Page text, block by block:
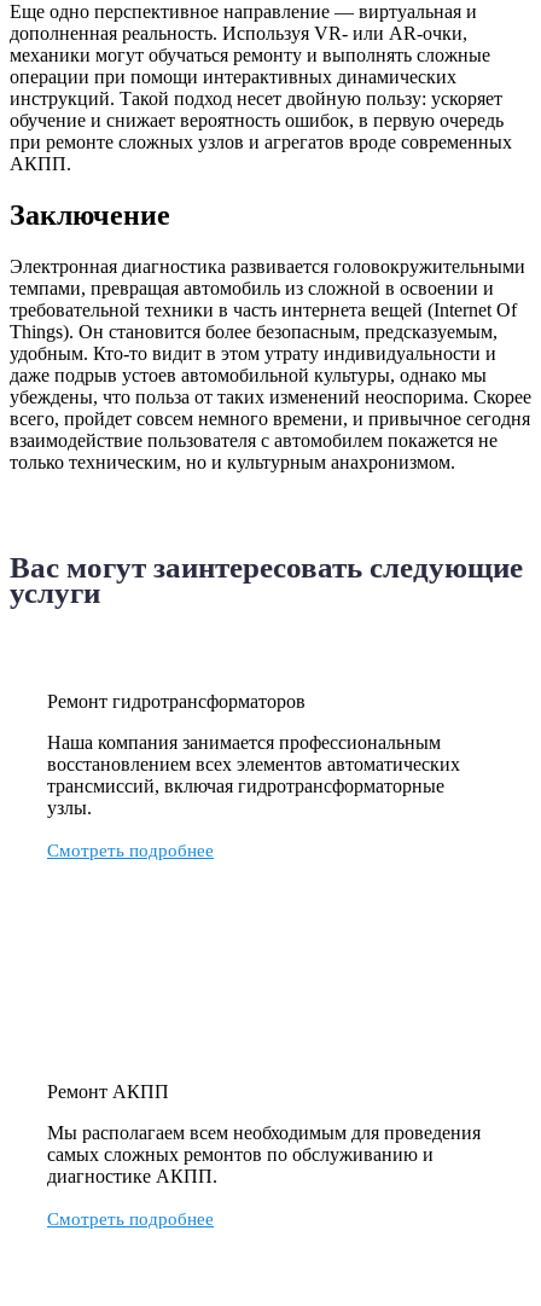
Еще одно перспективное направление — виртуальная и
дополненная реальность. Используя VR- или AR-очки,
механики могут обучаться ремонту и выполнять сложные
операции при помощи интерактивных динамических
инструкций. Такой подход несет двойную пользу: ускоряет
обучение и снижает вероятность ошибок, в первую очередь
при ремонте сложных узлов и агрегатов вроде современных
АКПП.
Заключение
Электронная диагностика развивается головокружительными
темпами, превращая автомобиль из сложной в освоении и
требовательной техники в часть интернета вещей (Internet Of
Things). Он становится более безопасным, предсказуемым,
удобным. Кто-то видит в этом утрату индивидуальности и
даже подрыв устоев автомобильной культуры, однако мы
убеждены, что польза от таких изменений неоспорима. Скорее
всего, пройдет совсем немного времени, и привычное сегодня
взаимодействие пользователя с автомобилем покажется не
только техническим, но и культурным анахронизмом.
Вас могут заинтересовать следующие
услуги
Ремонт гидротрансформаторов
Наша компания занимается профессиональным
восстановлением всех элементов автоматических
трансмиссий, включая гидротрансформаторные
узлы.
Смотреть подробнее
Ремонт АКПП
Мы располагаем всем необходимым для проведения
самых сложных ремонтов по обслуживанию и
диагностике АКПП.
Смотреть подробнее